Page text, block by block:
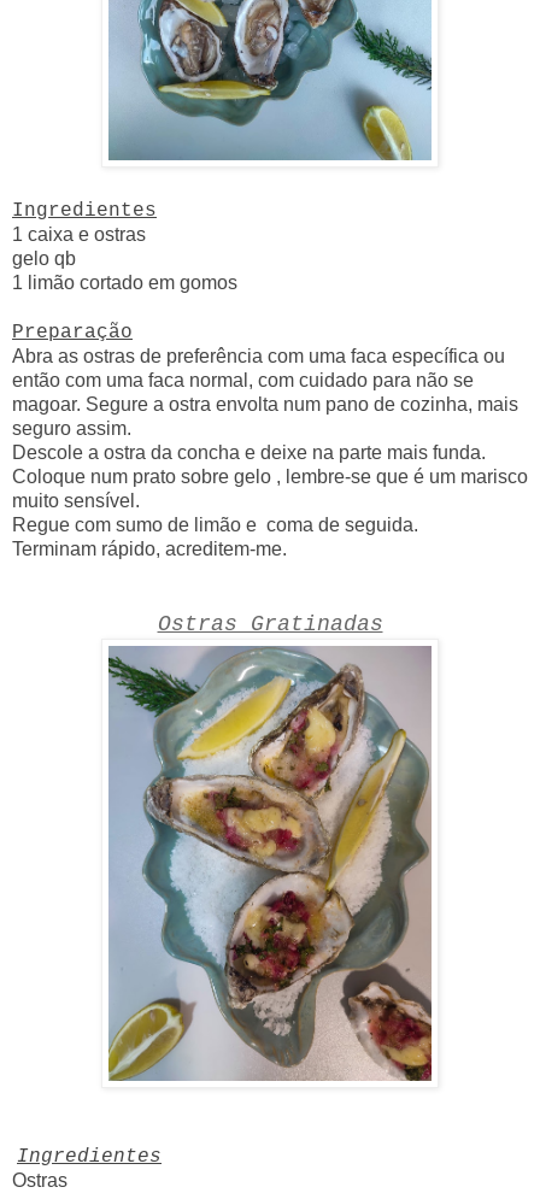
Ingredientes
1 caixa e ostras
gelo qb
1 limão cortado em gomos
Preparação
Abra as ostras de preferência com uma faca específica ou
então com uma faca normal, com cuidado para não se
magoar. Segure a ostra envolta num pano de cozinha, mais
seguro assim.
Descole a ostra da concha e deixe na parte mais funda.
Coloque num prato sobre gelo , lembre-se que é um marisco
muito sensível.
Regue com sumo de limão e coma de seguida.
Terminam rápido, acreditem-me.
Ostras Gratinadas
Ingredientes
Ostras